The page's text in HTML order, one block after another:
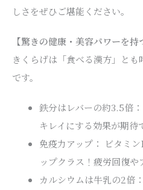
しさをぜひご堪能ください。
【驚きの健康・美容パワーを持
きくらげは「食べる漢方」と
です。
鉄分はレバーの約3.5倍
キレイにする効果が期待
免疫力アップ： ビタミ
ップクラス！疲労回復や
カルシウムは牛乳の2倍